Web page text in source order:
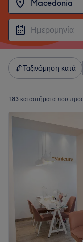
Ταξινόμηση κατά
183 καταστήματα που